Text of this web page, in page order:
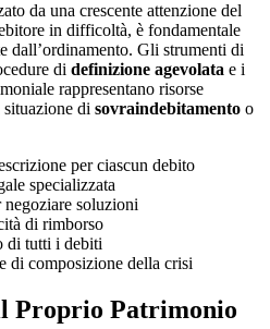
da una crescente attenzione del
in difficoltà, è fondamentale
dall’ordinamento. Gli strumenti di
di definizione agevolata e i
rappresentano risorse
di sovraindebitamento o
per ciascun debito
specializzata
soluzioni
di rimborso
di tutti i debiti
di composizione della crisi
Proprio Patrimonio